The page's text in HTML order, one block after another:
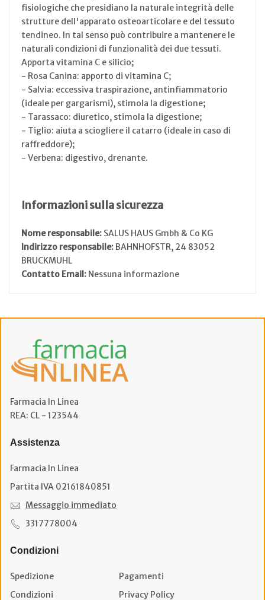
fisiologiche che presidiano la naturale integrità delle
strutture dell'apparato osteoarticolare e del tessuto
tendineo. In tal senso può contribuire a mantenere le
naturali condizioni di funzionalità dei due tessuti.
Apporta vitamina C e silicio;
- Rosa Canina: apporto di vitamina C;
- Salvia: eccessiva traspirazione, antinfiammatorio
(ideale per gargarismi), stimola la digestione;
- Tarassaco: diuretico, stimola la digestione;
- Tiglio: aiuta a sciogliere il catarro (ideale in caso di
raffreddore);
- Verbena: digestivo, drenante.
Informazioni sulla sicurezza
Nome responsabile: SALUS HAUS Gmbh & Co KG
Indirizzo responsabile: BAHNHOFSTR, 24 83052
BRUCKMUHL
Contatto Email: Nessuna informazione
Farmacia In Linea
REA: CL - 123544
Assistenza
Farmacia In Linea
Partita IVA 02161840851
Messaggio immediato
3317778004
Condizioni
Spedizione
Pagamenti
Condizioni
Privacy Policy